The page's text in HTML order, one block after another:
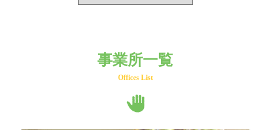
事業所一覧
Offices List